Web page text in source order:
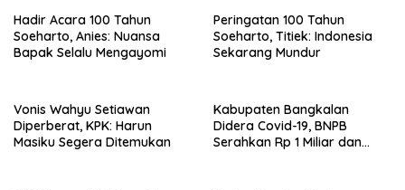
Hadir Acara 100 Tahun
Soeharto, Anies: Nuansa
Bapak Selalu Mengayomi
Peringatan 100 Tahun
Soeharto, Titiek: Indonesia
Sekarang Mundur
Vonis Wahyu Setiawan
Diperberat, KPK: Harun
Masiku Segera Ditemukan
Kabupaten Bangkalan
Didera Covid-19, BNPB
Serahkan Rp 1 Miliar dan